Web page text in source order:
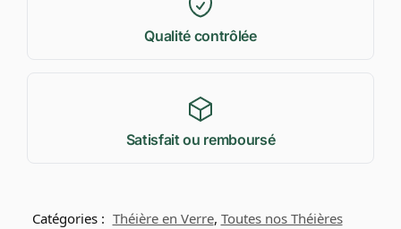
Qualité contrôlée
Satisfait ou remboursé
Catégories : Théière en Verre, Toutes nos Théières